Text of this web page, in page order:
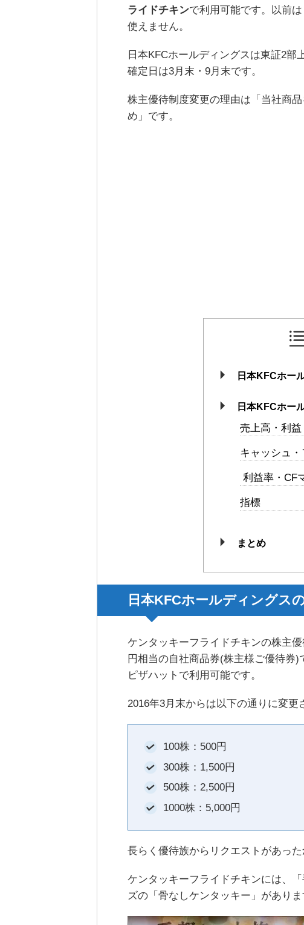
ライドチキンで利用可能です。以前
使えません。
日本KFCホールディングスは東証2部
確定日は3月末・9月末です。
株主優待制度変更の理由は「当社商
め」です。
日本KFCホー
日本KFCホー
売上高・利益
キャッシュ・
利益率・CF
指標
まとめ
日本KFCホールディングス
ケンタッキーフライドチキンの株主
円相当の自社商品券(株主様ご優待券)
ピザハットで利用可能です。
2016年3月末からは以下の通りに変更
100株：500円
300株：1,500円
500株：2,500円
1000株：5,000円
長らく優待族からリクエストがあった
ケンタッキーフライドチキンには、
ズの「骨なしケンタッキー」がありま